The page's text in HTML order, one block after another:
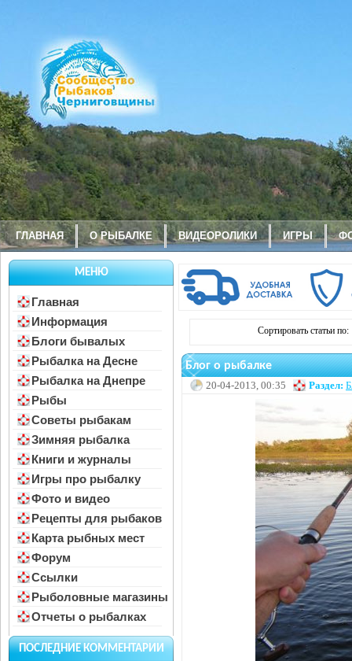
ГЛАВНАЯ О РЫБАЛКЕ ВИДЕОРОЛИКИ ИГРЫ
МЕНЮ
Главная
Информация
Блоги бывалых
Рыбалка на Десне
Рыбалка на Днепре
Рыбы
Советы рыбакам
Зимняя рыбалка
Книги и журналы
Игры про рыбалку
Фото и видео
Рецепты для рыбаков
Карта рыбных мест
Форум
Ссылки
Рыболовные магазины
Отчеты о рыбалках
ПОСЛЕДНИЕ КОММЕНТАРИИ
Сортировать статьи по:
Блог о рыбалке
20-04-2013, 00:35 Раздел: